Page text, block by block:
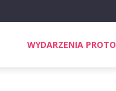
WYDARZENIA PROTO